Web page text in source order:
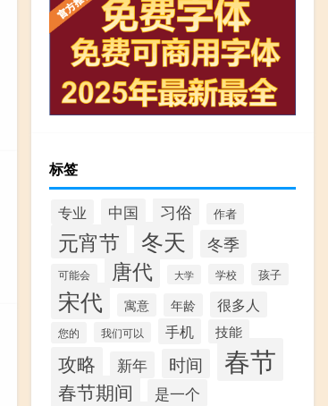
标签
专业 中国 习俗 作者
元宵节 冬天 冬季
可能会 唐代 大学 学校 孩子
宋代 寓意 年龄 很多人
您的 我们可以 手机 技能
攻略 新年 时间 春节
春节期间 是一个